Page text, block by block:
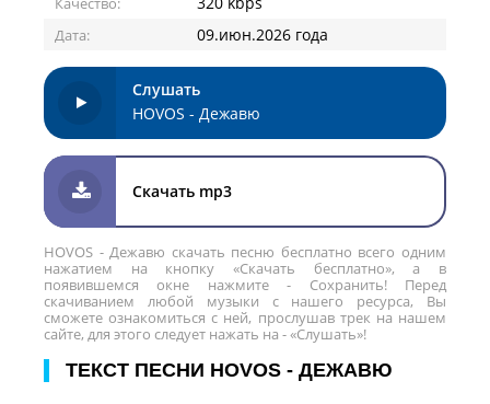
Дата: 09.июн.2026 года
Слушать
HOVOS - Дежавю
Скачать mp3
HOVOS - Дежавю скачать песню бесплатно всего одним
нажатием на кнопку «Скачать бесплатно», а в
появившемся окне нажмите - Сохранить! Перед
скачиванием любой музыки с нашего ресурса, Вы
сможете ознакомиться с ней, прослушав трек на нашем
сайте, для этого следует нажать на - «Слушать»!
ТЕКСТ ПЕСНИ HOVOS - ДЕЖАВЮ